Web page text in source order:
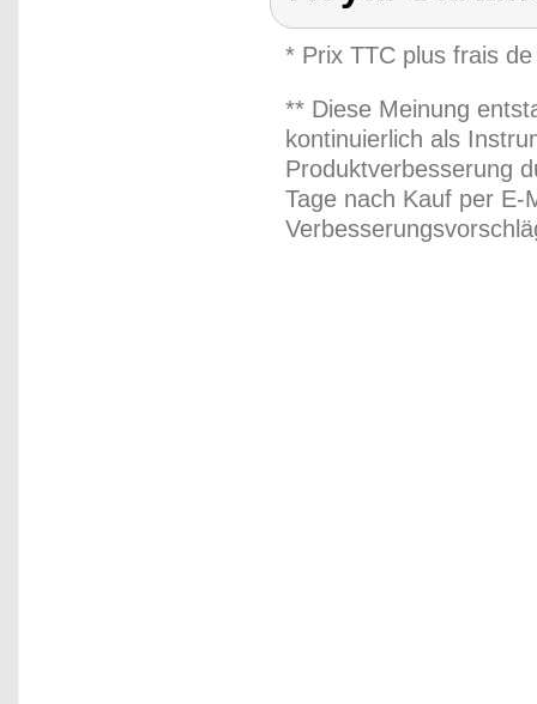
* Prix TTC plus frais
** Diese Meinung
kontinuierlich als
Produktverbesserung
Tage nach Kauf per E-